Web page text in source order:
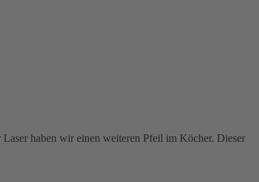
haben wir einen weiteren Pfeil im Köcher. Dieser